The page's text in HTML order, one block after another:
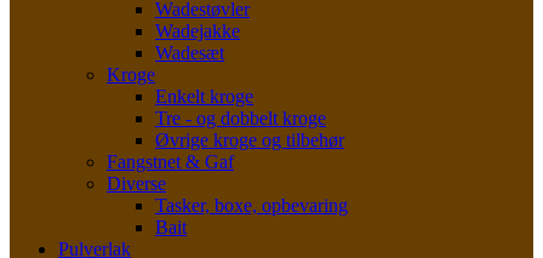
Wadestøvler
Wadejakke
Wadesæt
Kroge
Enkelt kroge
Tre - og dobbelt kroge
Øvrige kroge og tilbehør
Fangstnet & Gaf
Diverse
Tasker, boxe, opbevaring
Bait
Pulverlak